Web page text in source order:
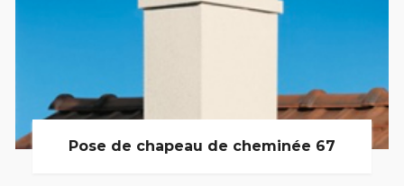
Pose de chapeau de cheminée 67